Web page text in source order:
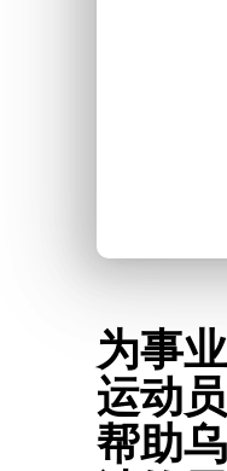
为事
运动
帮助